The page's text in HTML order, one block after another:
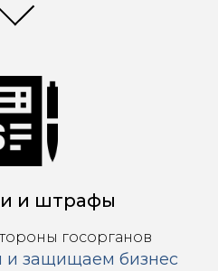
и штрафы
госорганов
защищаем бизнес